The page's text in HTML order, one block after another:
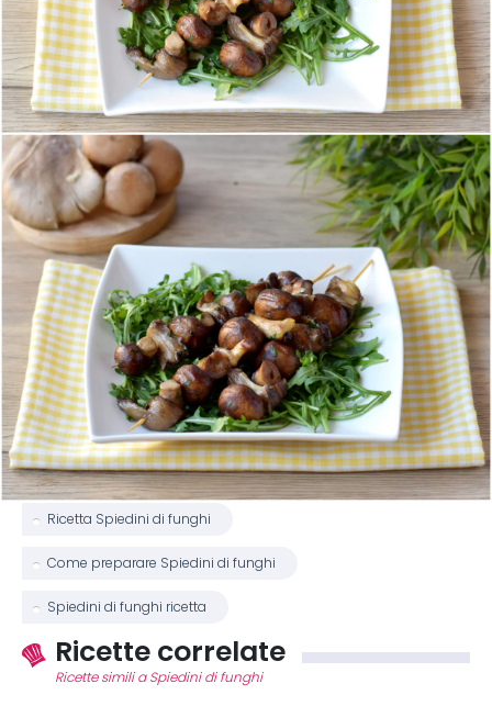
Ricetta Spiedini di funghi
Come preparare Spiedini di funghi
Spiedini di funghi ricetta
Ricette correlate
Ricette simili a Spiedini di funghi